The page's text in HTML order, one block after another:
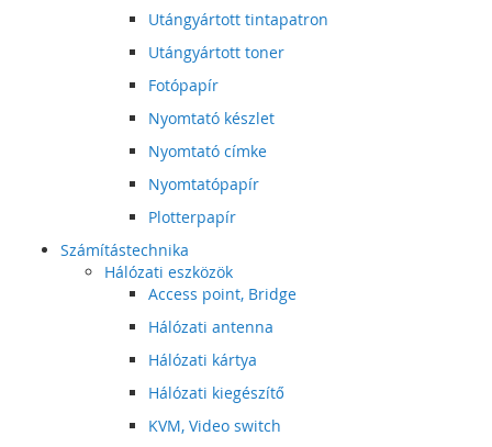
Utángyártott tintapatron
Utángyártott toner
Fotópapír
Nyomtató készlet
Nyomtató címke
Nyomtatópapír
Plotterpapír
Számítástechnika
Hálózati eszközök
Access point, Bridge
Hálózati antenna
Hálózati kártya
Hálózati kiegészítő
KVM, Video switch